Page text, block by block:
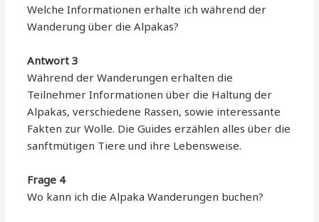
Welche Informationen erhalte ich während der
Wanderung über die Alpakas?
Antwort 3
Während der Wanderungen erhalten die
Teilnehmer Informationen über die Haltung der
Alpakas, verschiedene Rassen, sowie interessante
Fakten zur Wolle. Die Guides erzählen alles über die
sanftmütigen Tiere und ihre Lebensweise.
Frage 4
Wo kann ich die Alpaka Wanderungen buchen?